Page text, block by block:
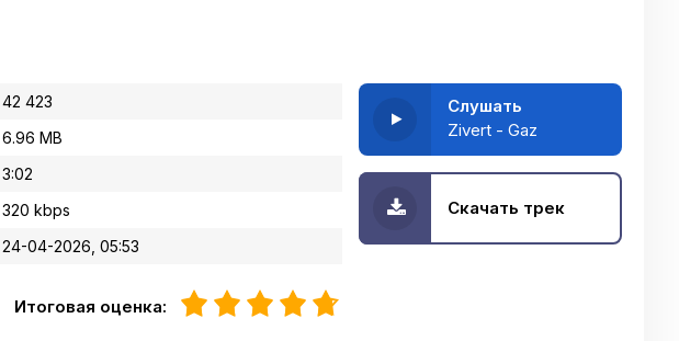
42 423
6.96 MB
3:02
320 kbps
24-04-2026, 05:53
Итоговая оценка:
Слушать
Zivert - Gaz
Скачать трек